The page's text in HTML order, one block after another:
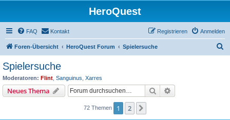
HeroQuest
FAQ Kontakt Anmelden
Registrieren
Foren-Übersicht HeroQuest Forum Spielersuche
Spielersuche
Moderatoren: Flint Sanguinus Xarres
Neues Thema Suche
72 Themen 1 2